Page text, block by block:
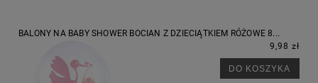
BALONY NA BABY SHOWER BOCIAN Z DZIECIĄTKIEM RÓŻOWE 8...
9,98 zł
DO KOSZYKA